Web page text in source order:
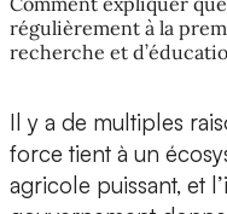
régulièrement à la
recherche et
Il y a de multiples
force tient à un
agricole puissant, et